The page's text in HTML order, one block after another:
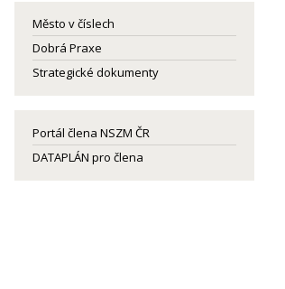
Město v číslech
Dobrá Praxe
Strategické dokumenty
Portál člena NSZM ČR
DATAPLÁN pro člena